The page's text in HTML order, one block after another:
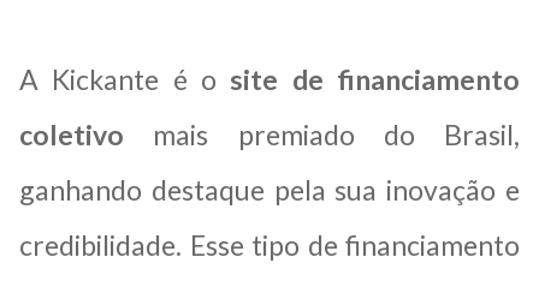
A Kickante é o site de financiamento
coletivo mais premiado do Brasil,
ganhando destaque pela sua inovação e
credibilidade. Esse tipo de financiamento